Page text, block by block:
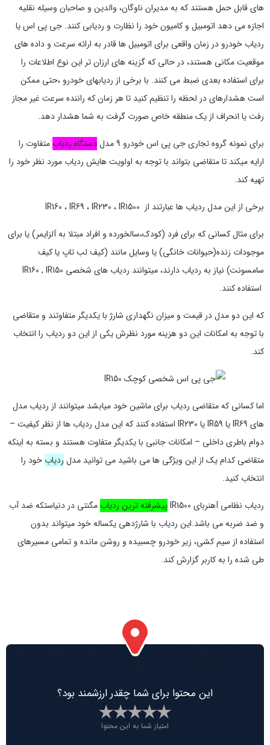
های قابل حمل هستند که به مدیران ناوگان، والدین و صاحبان وسیله نقلیه
اجازه می دهد اتومبیل و کامیون خود را نظارت و ردیابی کنند. جی پی اس یا
ردیاب خودرو در زمان واقعی برای اتومبیل ها قادر به ارائه سرعت و داده های
موقعیت مکانی هستند، در حالی که گزینه های ارزان تر این نوع اطلاعات را
برای استفاده بعدی ضبط می کنند. با برخی از ردیابهای خودرو ،حتی ممکن
است هشدارهای در لحظه را تنظیم کنید تا هر زمان که راننده سرعت غیر مجاز
رفت یا انحراف از یک منطقه خاص صورت گرفت به شما هشدار دهد.
برای نمونه گروه تجاری جی پی اس خودرو 9 مدل دستگاه ردیاب متفاوت را
ارایه میکند تا متقاضی بتواند با توجه به اولویت هایش ردیاب مورد نظر خود را
تهیه کند.
برخی از این مدل ردیاب ها عبارتند از IR160 ، IR69 ، IR230 ، IR1500
برای مثال کسانی که برای فرد (کودک،سالخورده و افراد مبتلا به آلزایمر) یا برای
موجودات زنده(حیوانات خانگی) یا وسایل مانند (کیف لب تاپ یا کیف
استفاده کنند.
که این دو مدل در قیمت و میزان نگهداری شارژ با یکدیگر متفاوتند و متقاضی
با توجه به امکانات این دو هزینه مورد نظرش یکی از این دو ردیاب را انتخاب
کند.
اما کسانی که متقاضی ردیاب برای ماشین خود میابشد میتوانند از ردیاب مدل
های IR69 یا IR59 یا IR230 استفاده کنند که این مدل ردیاب ها از نظر کیفیت –
دوام باطری داخلی – امکانات جانبی با یکدیگر متفاوت هستند و بسته به اینکه
متقاضی کدام یک از این ویژگی ها می باشید می توانید مدل ردیاب خود را
انتخاب کنید.
ردیاب نظامی آهنربای IR1500 پیشرفته ترین ردیاب مگنتی در دنیاستکه ضد آب
و ضد ضربه می باشد.این ردیاب با شارژدهی یکساله خود میتواند بدون
استفاده از سیم کشی، زیر خودرو چسبیده و روشن مانده و تمامی مسیرهای
طی شده را به کاربر گزارش کند.
این محتوا برای شما چقدر ارزشمند بود؟
امتیاز شما به این محتوا